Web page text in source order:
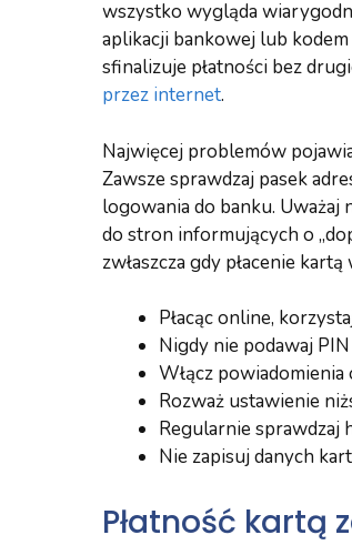
wszystko wygląda
aplikacji bankowej lub
sfinalizuje płatności bez
przez internet.
Najwięcej problemów
Zawsze sprawdzaj pasek
logowania do banku.
do stron informujących o
zwłaszcza gdy płacenie
Płacąc online,
Nigdy nie podawaj
Włącz
Rozważ ustawienie
Regularnie sprawdzaj
Nie zapisuj danych
Płatność kartą